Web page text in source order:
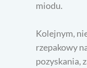
miodu.
Kolejnym,
rzepakowy
pozyskania,